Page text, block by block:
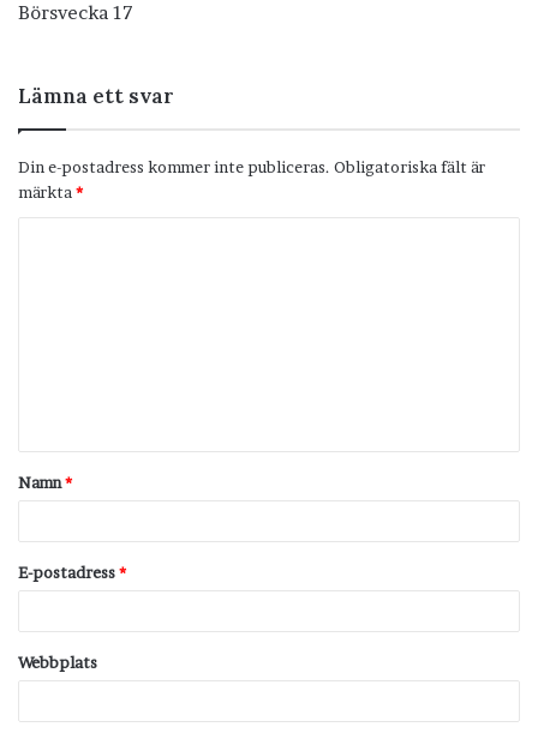
Börsvecka 17
Lämna ett svar
Din e-postadress kommer inte publiceras. Obligatoriska fält är
märkta *
t
a
Namn*
E-postadress*
Webbplats